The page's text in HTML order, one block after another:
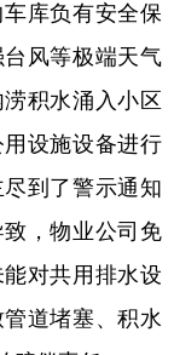
库负有安全保
风等极端天气
积水涌入小区
设施设备进行
到了警示通知
，物业公司免
对共用排水设
道堵塞、积水